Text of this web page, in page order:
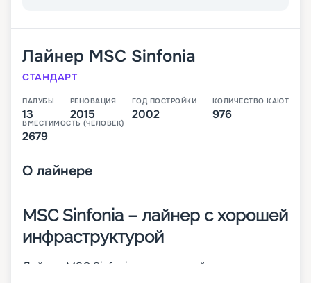
Лайнер MSC Sinfonia
СТАНДАРТ
ПАЛУБЫ
13
РЕНОВАЦИЯ
2015
ГОД ПОСТРОЙКИ
2002
КОЛИЧЕСТВО КАЮТ
976
ВМЕСТИМОСТЬ (ЧЕЛОВЕК)
2679
О лайнере
MSC Sinfonia – лайнер с хорошей
инфраструктурой
Лайнер MSC Sinfonia – это второй из круизных